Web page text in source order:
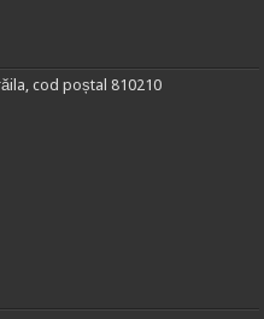
cod poștal 810210